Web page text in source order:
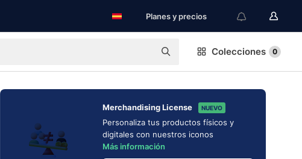
Planes y precios
Colecciones 0
Merchandising License NUEVO
Personaliza tus productos físicos y
digitales con nuestros iconos
Más información